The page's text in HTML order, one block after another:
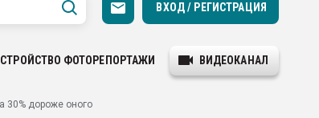
ВХОД / РЕГИСТРАЦИЯ
ФОТОРЕПОРТАЖИ ВИДЕОКАНАЛ
30% дороже оного